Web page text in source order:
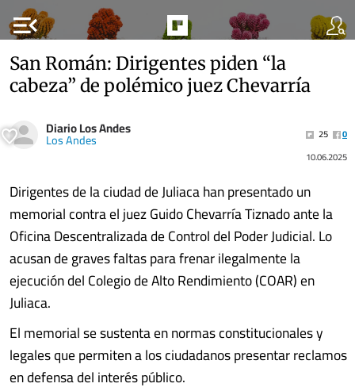
menu_open
San Román: Dirigentes piden “la
cabeza” de polémico juez Chevarría
Diario Los Andes
Los Andes 25
0
10.06.2025
Dirigentes de la ciudad de Juliaca han presentado un
memorial contra el juez Guido Chevarría Tiznado ante la
Oficina Descentralizada de Control del Poder Judicial. Lo
acusan de graves faltas para frenar ilegalmente la
ejecución del Colegio de Alto Rendimiento (COAR) en
Juliaca.
El memorial se sustenta en normas constitucionales y
legales que permiten a los ciudadanos presentar reclamos
en defensa del interés público.